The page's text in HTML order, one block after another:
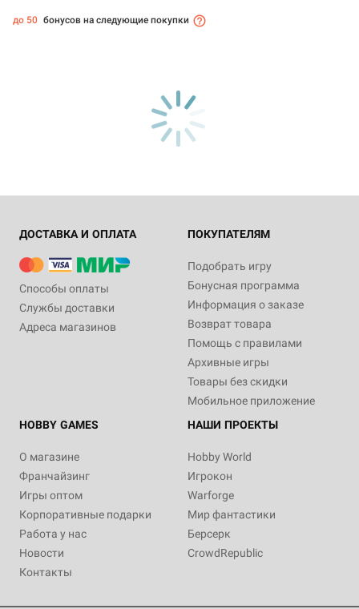
до 50 бонусов на следующие покупки
ДОСТАВКА И ОПЛАТА
Способы оплаты
Службы доставки
Адреса магазинов
ПОКУПАТЕЛЯМ
Подобрать игру
Бонусная программа
Информация о заказе
Возврат товара
Помощь с правилами
Архивные игры
Товары без скидки
Мобильное приложение
HOBBY GAMES
О магазине
Франчайзинг
Игры оптом
Корпоративные подарки
Работа у нас
Новости
Контакты
НАШИ ПРОЕКТЫ
Hobby World
Игрокон
Warforge
Мир фантастики
Берсерк
CrowdRepublic